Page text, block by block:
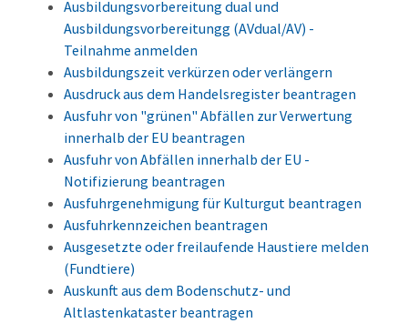
Ausbildungsvorbereitung dual und
Ausbildungsvorbereitungg (AVdual/AV) -
Teilnahme anmelden
Ausbildungszeit verkürzen oder verlängern
Ausdruck aus dem Handelsregister beantragen
Ausfuhr von "grünen" Abfällen zur Verwertung
innerhalb der EU beantragen
Ausfuhr von Abfällen innerhalb der EU -
Notifizierung beantragen
Ausfuhrgenehmigung für Kulturgut beantragen
Ausfuhrkennzeichen beantragen
Ausgesetzte oder freilaufende Haustiere melden
(Fundtiere)
Auskunft aus dem Bodenschutz- und
Altlastenkataster beantragen